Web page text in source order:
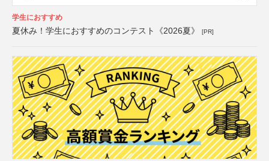
学生におすすめ
夏休み！学生におすすめのコンテスト《2026夏》 [PR]